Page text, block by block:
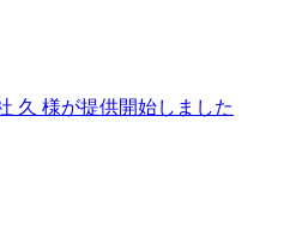
久 様が提供開始しました